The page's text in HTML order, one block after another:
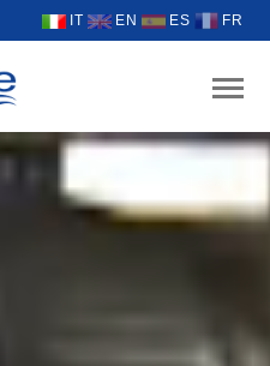
IT EN ES FR